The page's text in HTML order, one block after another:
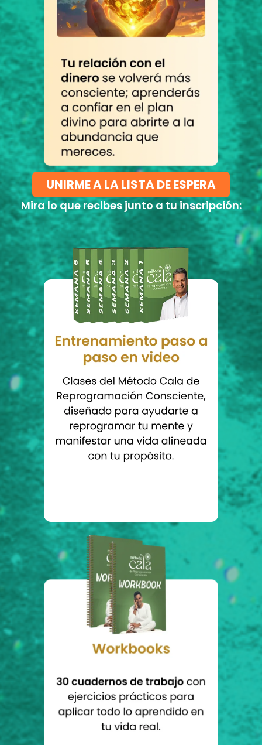
UNIRME A LA LISTA DE ESPERA
Mira lo que recibes junto a tu inscripción: